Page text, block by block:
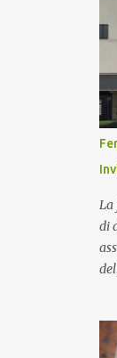
La
di